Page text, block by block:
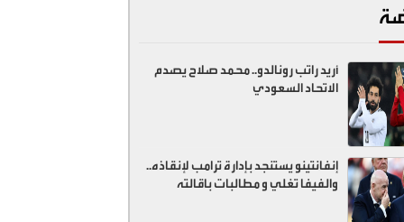
أريد راتب رونالدو.. محمد صلاح يصدم
الاتحاد السعودي
إنفانتينو يستنجد بإدارة ترامب لإنقاذه..
والفيفا تغلي و مطالبات باقالته